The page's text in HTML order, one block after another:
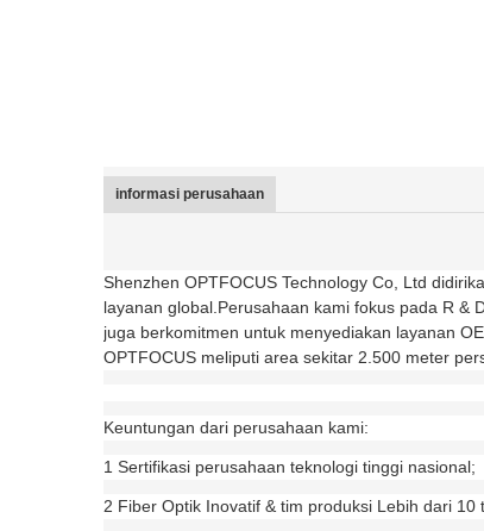
informasi perusahaan
Shenzhen OPTFOCUS Technology Co, Ltd
layanan global.Perusahaan kami fokus pada R &
juga berkomitmen untuk menyediakan layanan
OPTFOCUS meliputi area sekitar 2.500 meter
Keuntungan dari perusahaan kami:
1 Sertifikasi perusahaan teknologi tinggi nasional;
2 Fiber Optik Inovatif & tim produksi Lebih dari 10